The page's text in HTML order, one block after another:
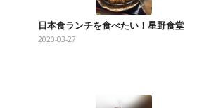
日本食ランチを食べたい！星野食堂
2020-03-27